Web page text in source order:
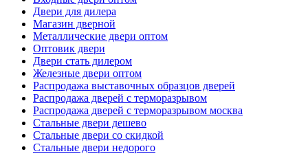
Двери для дилера
Магазин дверной
Металлические двери оптом
Оптовик двери
Двери стать дилером
Железные двери оптом
Распродажа выставочных образцов дверей
Распродажа дверей с терморазрывом
Распродажа дверей с терморазрывом москва
Стальные двери дешево
Стальные двери со скидкой
Стальные двери недорого